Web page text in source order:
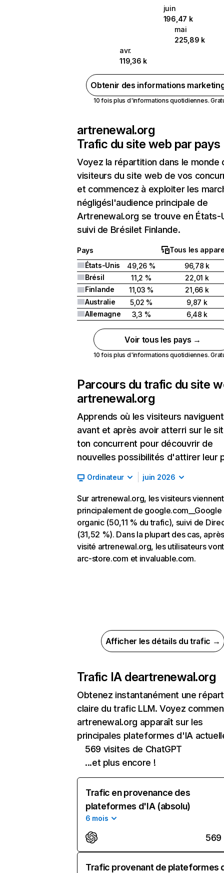
juin
196,47 k
mai
225,89 k
avr.
119,36 k
Obtenir des informations
10 fois plus d'informations quotidiennes.
artrenewal.org
Trafic du site web par pays
Voyez la répartition dans le monde
visiteurs du site web de vos
et commencez à exploiter les
négligésl'audience principale de
Artrenewal.org se trouve en États-
suivi de Brésilet Finlande.
Pays
Tous les
États-Unis
49,26 %
96,78 k
Brésil
11,2 %
22,01 k
Finlande
11,03 %
21,66 k
Australie
5,02 %
9,87 k
Allemagne
3,3 % 6,48 k
Voir tous les pays →
10 fois plus d'informations quotidiennes.
Parcours du trafic du site
artrenewal.org
Apprends où les visiteurs naviguent
avant et après avoir atterri sur le
ton concurrent pour découvrir de
nouvelles possibilités d'attirer leur
Ordinateur juin 2026
Sur artrenewal.org, les visiteurs viennent
principalement de google.com__Google
organic (50,11 % du trafic), suivi de
(31,52 %). Dans la plupart des cas,
visité artrenewal.org, les utilisateurs
arc-store.com et invaluable.com.
Afficher les détails du trafic →
Trafic IA deartrenewal.org
Obtenez instantanément une
claire du trafic LLM. Voyez
artrenewal.org apparaît sur les
principales plateformes d'IA
569 visites de ChatGPT
...et plus encore !
Trafic en provenance des
plateformes d'IA (absolu)
6 mois
569
Trafic provenant de plateformes